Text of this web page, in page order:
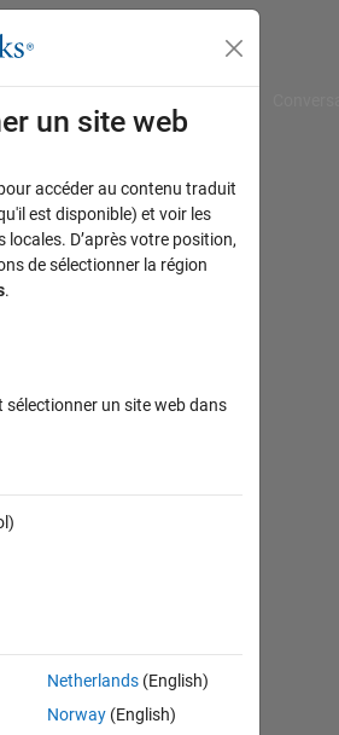
un site web
accéder au contenu traduit
est disponible) et voir les
locales. D’après votre position,
de sélectionner la région
.
sélectionner un site web dans
Netherlands(English)
Norway(English)